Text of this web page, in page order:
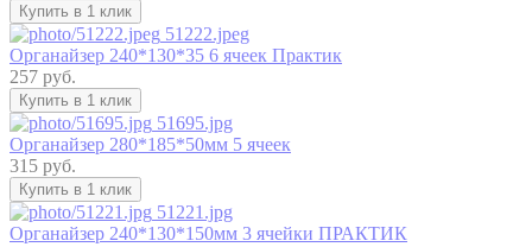
Купить в 1 клик
51222.jpeg
Органайзер 240*130*35 6 ячеек Практик
257 руб.
Купить в 1 клик
51695.jpg
Органайзер 280*185*50мм 5 ячеек
315 руб.
Купить в 1 клик
51221.jpg
Органайзер 240*130*150мм 3 ячейки ПРАКТИК